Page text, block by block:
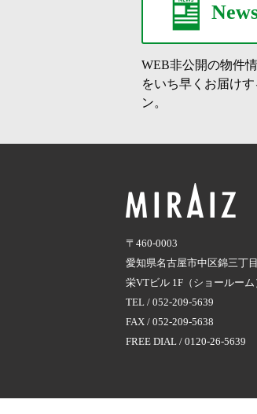
WEB非公開の物件
をいち早くお届け
ン。
〒460-0003
愛知県名古屋市中区錦三丁
栄VTビル 1F（ショールーム
TEL / 052-209-5639
FAX / 052-209-5638
FREE DIAL / 0120-26-5639